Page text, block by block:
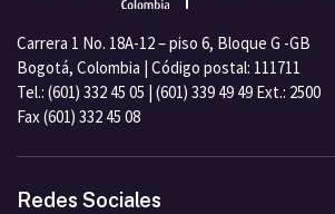
Carrera 1 No. 18A-12 – piso 6, Bloque G -GB
Bogotá, Colombia | Código postal: 111711
Tel.: (601) 332 45 05 | (601) 339 49 49 Ext.: 2500
Fax (601) 332 45 08
Redes Sociales